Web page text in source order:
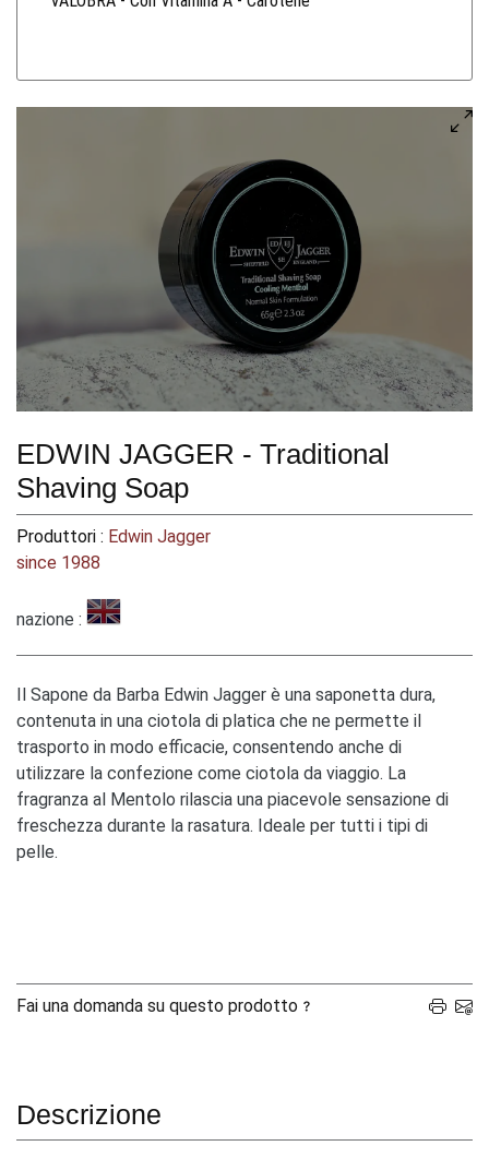
EDWIN JAGGER - Traditional
Shaving Soap
Produttori : Edwin Jagger
since 1988
nazione :
Il Sapone da Barba Edwin Jagger è una saponetta dura,
contenuta in una ciotola di platica che ne permette il
trasporto in modo efficacie, consentendo anche di
utilizzare la confezione come ciotola da viaggio. La
fragranza al Mentolo rilascia una piacevole sensazione di
freschezza durante la rasatura. Ideale per tutti i tipi di
pelle.
Fai una domanda su questo prodotto
Descrizione